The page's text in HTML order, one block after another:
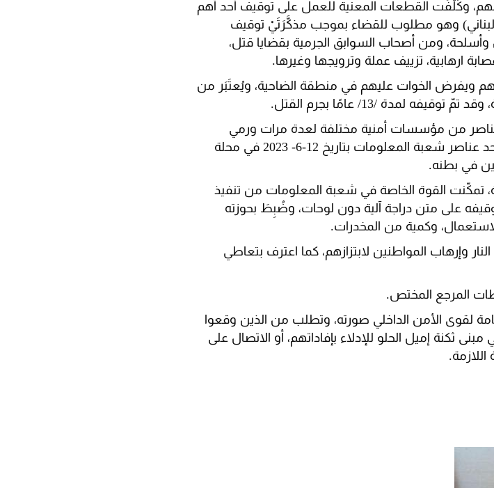
وكَلَّفَت القطعات المعنية للعمل على توقيف أحد أهم
ويدعى: ح. ص. (من مواليد عام ۱۹۷۳، لبناني) وهو مطلوب للقضاء بموجب مذكَّرَتَيْ توقيف
وأسلحة، ومن أصحاب السوابق الجرمية بقضايا قتل،
ارهابية، تزييف عملة وترويجها وغيرها.
ويفرض الخوات عليهم في منطقة الضاحية، ويُعتَبَر من
لمدة /13/ عامًا بجرم القتل.
عناصر من مؤسسات أمنية مختلفة لعدة مرات ورمي
قذائف صاروخية باتجاههم، وآخرها محاولة قتل أحد عناصر شعبة المعلومات بتاريخ 12-6- 2023 في محلة
في بطنه.
دقيقة، تمكّنت القوة الخاصة في شعبة المعلومات من تنفيذ
على متن دراجة آلية دون لوحات، وضُبِطَ بحوزته
وإرهاب المواطنين لابتزازهم، كما اعترف بتعاطي
المرجع المختص.
لقوى الأمن الداخلي صورته، وتطلب من الذين وقعوا
ثكنة إميل الحلو للإدلاء بإفاداتهم، أو الاتصال على